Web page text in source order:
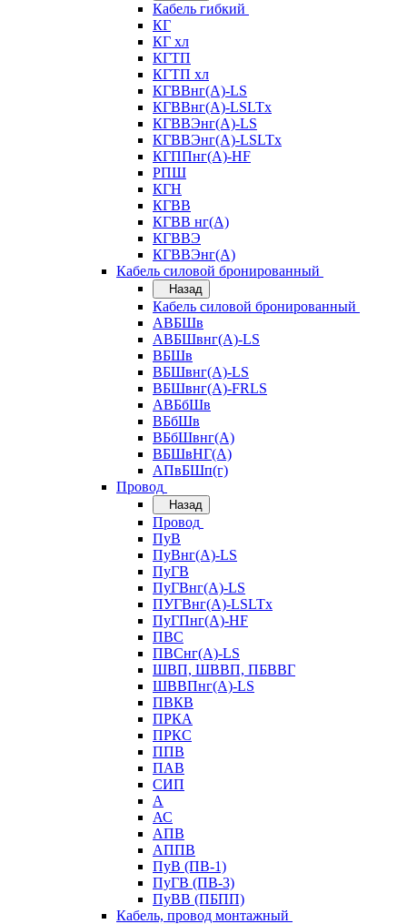
Кабель гибкий
КГ
КГ хл
КГТП
КГТП хл
КГВВнг(А)-LS
КГВВнг(А)-LSLTx
КГВВЭнг(А)-LS
КГВВЭнг(А)-LSLTx
КГППнг(А)-HF
РПШ
КГН
КГВВ
КГВВ нг(А)
КГВВЭ
КГВВЭнг(А)
Кабель силовой бронированный
Назад
Кабель силовой бронированный
АВБШв
АВБШвнг(А)-LS
ВБШв
ВБШвнг(А)-LS
ВБШвнг(А)-FRLS
АВБбШв
ВБбШв
ВБбШвнг(А)
ВБШвНГ(А)
АПвБШп(г)
Провод
Назад
Провод
ПуВ
ПуВнг(А)-LS
ПуГВ
ПуГВнг(А)-LS
ПУГВнг(А)-LSLTx
ПуГПнг(А)-HF
ПВС
ПВСнг(А)-LS
ШВП, ШВВП, ПБВВГ
ШВВПнг(А)-LS
ПВКВ
ПРКА
ПРКС
ППВ
ПАВ
СИП
А
АС
АПВ
АППВ
ПуВ (ПВ-1)
ПуГВ (ПВ-3)
ПуВВ (ПБПП)
Кабель, провод монтажный